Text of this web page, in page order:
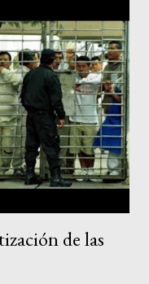
de las